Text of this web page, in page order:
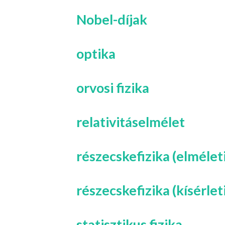
Nobel-díjak
optika
orvosi fizika
relativitáselmélet
részecskefizika
részecskefizika